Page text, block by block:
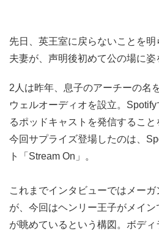
先日、英王室に戻らないことを
夫妻が、声明後初めて公の場に姿
2人は昨年、息子のアーチーの名
ウェルオーディオを設立。
るポッドキャストを発信すること
今回サプライズ登場したのは、
ト「Stream On」。
これまでインタビューではメー
が、今回はヘンリー王子がメイ
が眺めているという構図。ボデ